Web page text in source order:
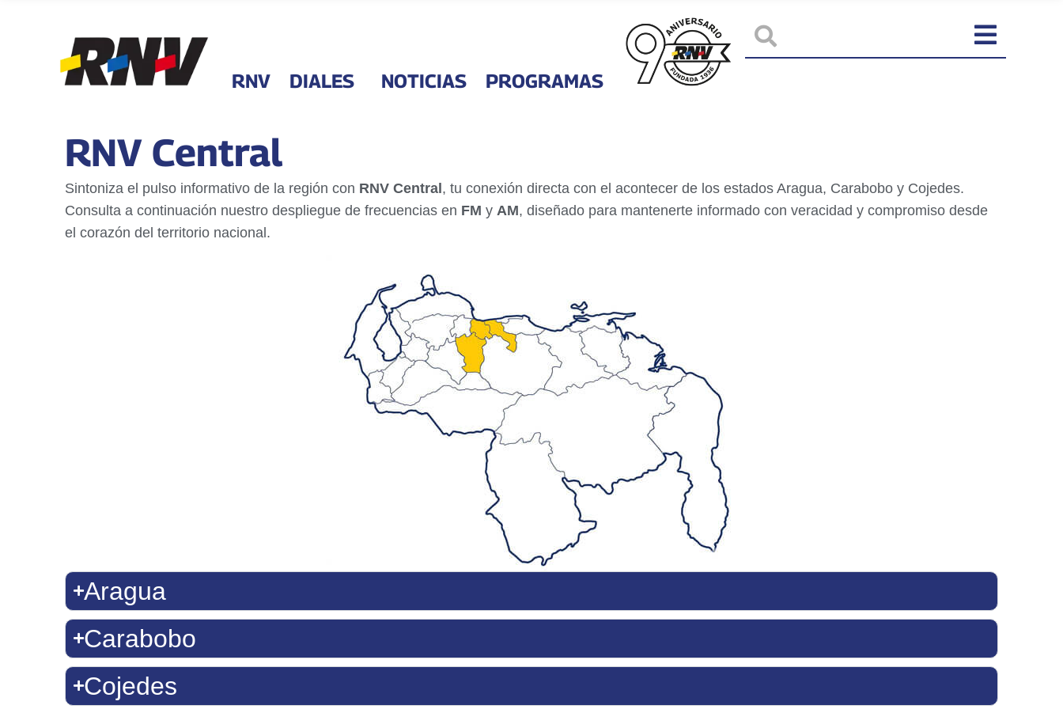
RNV DIALES NOTICIAS PROGRAMAS
RNV Central
Sintoniza el pulso informativo de la región con RNV Central, tu conexión directa con el acontecer de los estados Aragua, Carabobo y Cojedes.
Consulta a continuación nuestro despliegue de frecuencias en FM y AM, diseñado para mantenerte informado con veracidad y compromiso desde
el corazón del territorio nacional.
Aragua
Carabobo
Cojedes